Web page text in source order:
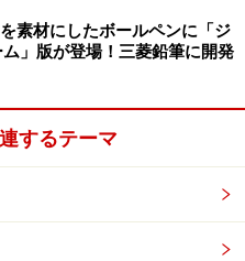
最新の内容をご確認くださ
2 次のページへ
素材にしたボールペンに「ジ
」版が登場！三菱鉛筆に開発
するテーマ